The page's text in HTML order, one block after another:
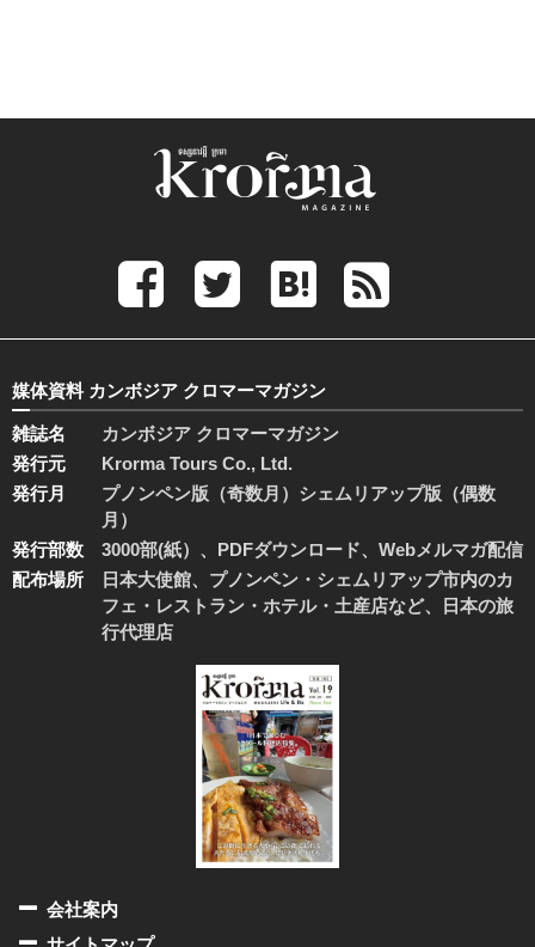
媒体資料 カンボジア クロマーマガジン
雑誌名
カンボジア クロマーマガジン
発行元
Krorma Tours Co., Ltd.
発行月
プノンペン版（奇数月）シェムリアップ版（偶数
月）
発行部数
3000部(紙）、PDFダウンロード、Webメルマガ配信
配布場所
日本大使館、プノンペン・シェムリアップ市内のカ
フェ・レストラン・ホテル・土産店など、日本の旅
行代理店
会社案内